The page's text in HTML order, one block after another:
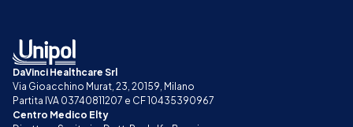
DaVinci Healthcare Srl
Via Gioacchino Murat, 23, 20159, Milano
Partita IVA 03740811207 e CF 10435390967
Centro Medico Elty